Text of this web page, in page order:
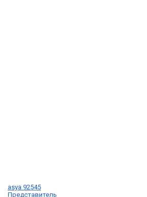
asya 92545
Представитель